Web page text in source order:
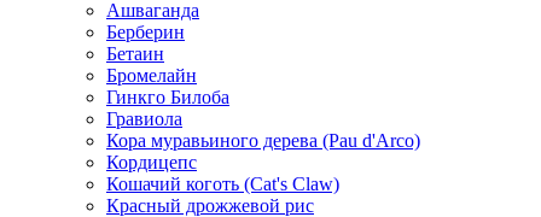
Ашваганда
Берберин
Бетаин
Бромелайн
Гинкго Билоба
Гравиола
Кора муравьиного дерева (Pau d'Arco)
Кордицепс
Кошачий коготь (Cat's Claw)
Красный дрожжевой рис